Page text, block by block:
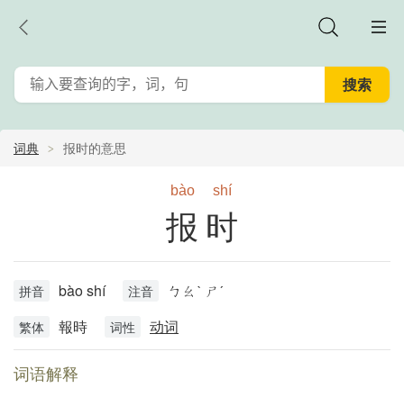
词典 报时的意思
bào shí
报时
拼音 bào shí 注音 ㄅㄠˋ ㄕˊ
繁体 報時 词性 动词
词语解释